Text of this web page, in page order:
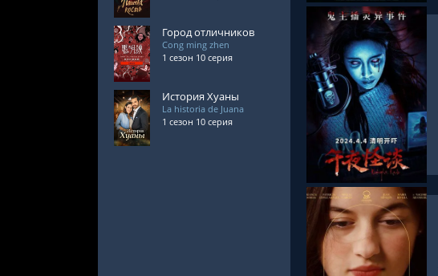
СМОТРЕТЬ ОНЛАЙН
Город отличников
Cong ming zhen
1 сезон 10 серия
История Хуаны
La historia de Juana
1 сезон 10 серия